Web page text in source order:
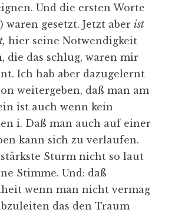
Und die ersten Worte
waren gesetzt. Jetzt aber ist
hier seine Notwendigkeit
die das schlug, waren mir
Ich hab aber dazugelernt
weitergeben, daß man am
ist auch wenn kein
i. Daß man auch auf einer
kann sich zu verlaufen.
Sturm nicht so laut
Stimme. Und: daß
wenn man nicht vermag
das den Traum